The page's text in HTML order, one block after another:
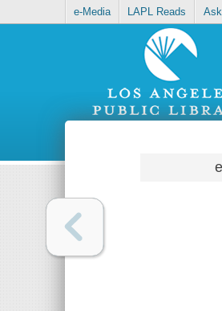
e-Media LAPL Reads